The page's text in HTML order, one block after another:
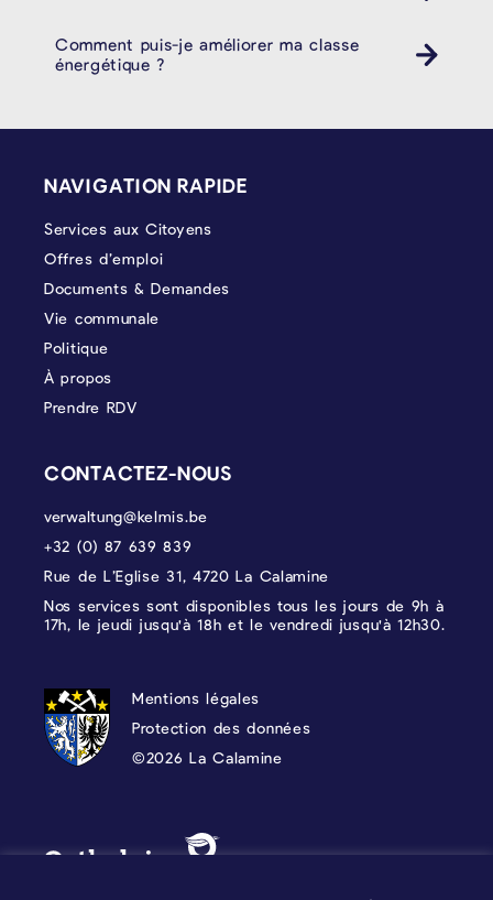
Comment puis-je améliorer ma classe
énergétique ?
NAVIGATION RAPIDE
Services aux Citoyens
Offres d’emploi
Documents & Demandes
Vie communale
Politique
À propos
Prendre RDV
CONTACTEZ-NOUS
verwaltung@kelmis.be
+32 (0) 87 639 839
Rue de L’Eglise 31, 4720 La Calamine
Nos services sont disponibles tous les jours de 9h à
17h, le jeudi jusqu'à 18h et le vendredi jusqu'à 12h30.
PROTECTION DES DONNÉES, MENTIONS
Mentions légales
Protection des données
©2026 La Calamine